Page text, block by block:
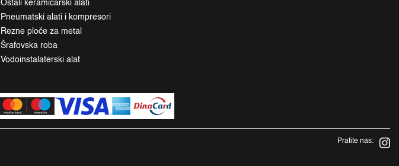
Ostali keramičarski alati
Pneumatski alati i kompresori
Rezne ploče za metal
Šrafovska roba
Vodoinstalaterski alat
Pratite nas: